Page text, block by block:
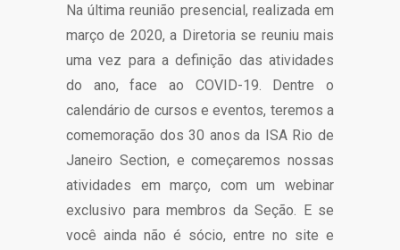
Na última reunião presencial, realizada em
março de 2020, a Diretoria se reuniu mais
uma vez para a definição das atividades
do ano, face ao COVID-19. Dentre o
calendário de cursos e eventos, teremos a
comemoração dos 30 anos da ISA Rio de
Janeiro Section, e começaremos nossas
atividades em março, com um webinar
exclusivo para membros da Seção. E se
você ainda não é sócio, entre no site e